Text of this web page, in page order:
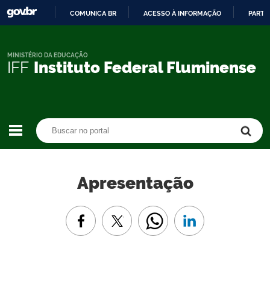
CONTEÚDO
COMUNICA BR ACESSO À INFORMAÇÃO
IFF Instituto Federal Fluminense
MINISTÉRIO DA EDUCAÇÃO
Apresentação